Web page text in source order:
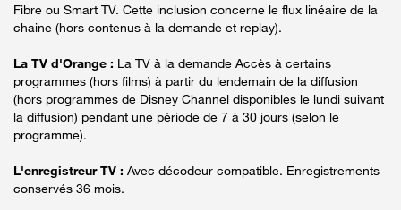
Fibre ou Smart TV. Cette inclusion concerne le flux linéaire de la
chaine (hors contenus à la demande et replay).
La TV d'Orange : La TV à la demande Accès à certains
programmes (hors films) à partir du lendemain de la diffusion
(hors programmes de Disney Channel disponibles le lundi suivant
la diffusion) pendant une période de 7 à 30 jours (selon le
programme).
L'enregistreur TV : Avec décodeur compatible. Enregistrements
conservés 36 mois.